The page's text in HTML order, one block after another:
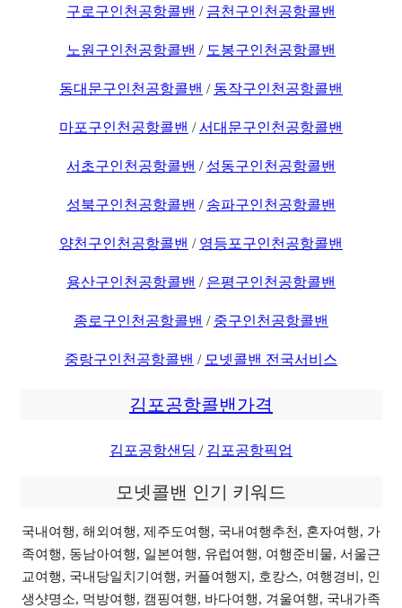
구로구인천공항콜밴 / 금천구인천공항콜밴
노원구인천공항콜밴 / 도봉구인천공항콜밴
동대문구인천공항콜밴 / 동작구인천공항콜밴
마포구인천공항콜밴 /서대문구인천공항콜밴
서초구인천공항콜밴 / 성동구인천공항콜밴
성북구인천공항콜밴 / 송파구인천공항콜밴
양천구인천공항콜밴 / 영등포구인천공항콜밴
용산구인천공항콜밴 / 은평구인천공항콜밴
종로구인천공항콜밴 / 중구인천공항콜밴
중랑구인천공항콜밴 / 모넷콜밴 전국서비스
김포공항콜밴가격
김포공항샌딩 / 김포공항픽업
모넷콜밴 인기 키워드
국내여행, 해외여행, 제주도여행, 국내여행추천, 혼자여행, 가
족여행, 동남아여행, 일본여행, 유럽여행, 여행준비물, 서울근
교여행, 국내당일치기여행, 커플여행지, 호캉스, 여행경비, 인
생샷명소, 먹방여행, 캠핑여행, 바다여행, 겨울여행, 국내가족